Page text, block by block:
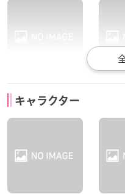
北山雫
キャラクター